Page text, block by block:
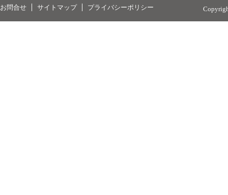
お問合せ サイトマップ プライバシーポリシー